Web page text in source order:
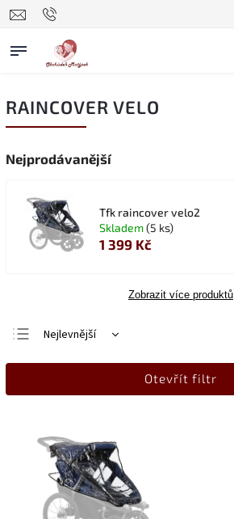
RAINCOVER VELO
Nejprodávanější
Tfk raincover velo2
Skladem(5 ks)
1 399 Kč
Zobrazit více produktů
Nejlevnější
Nejdražší
Otevřít filtr